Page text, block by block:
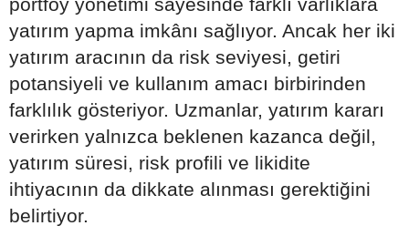
yatırım yapma imkânı sağlıyor. Ancak her iki
yatırım aracının da risk seviyesi, getiri
potansiyeli ve kullanım amacı birbirinden
farklılık gösteriyor. Uzmanlar, yatırım kararı
verirken yalnızca beklenen kazanca değil,
yatırım süresi, risk profili ve likidite
ihtiyacının da dikkate alınması gerektiğini
belirtiyor.